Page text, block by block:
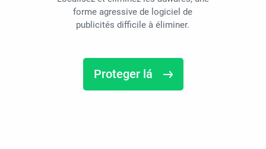
forme agressive de logiciel de
publicités difficile à éliminer.
Proteger lá